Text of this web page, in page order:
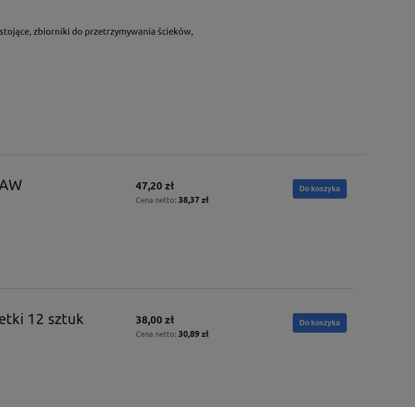
zbiorniki do przetrzymywania ścieków,
47,20 zł
Cena netto: 38,37 zł
Do koszyka
12 sztuk 38,00 zł
Cena netto: 30,89 zł
Do koszyka